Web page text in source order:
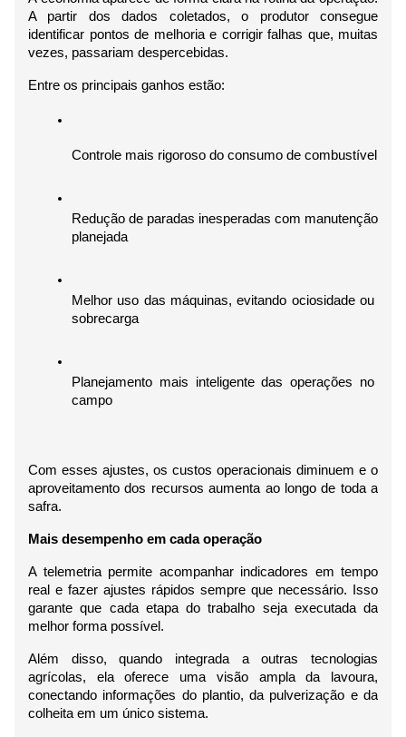
A partir dos dados coletados, o produtor consegue
identificar pontos de melhoria e corrigir falhas que, muitas
vezes, passariam despercebidas.
Entre os principais ganhos estão:
Controle mais rigoroso do consumo de combustível
Redução de paradas inesperadas com manutenção
planejada
Melhor uso das máquinas, evitando ociosidade ou
sobrecarga
Planejamento mais inteligente das operações no
campo
Com esses ajustes, os custos operacionais diminuem e o
aproveitamento dos recursos aumenta ao longo de toda a
safra.
Mais desempenho em cada operação
A telemetria permite acompanhar indicadores em tempo
real e fazer ajustes rápidos sempre que necessário. Isso
garante que cada etapa do trabalho seja executada da
melhor forma possível.
Além disso, quando integrada a outras tecnologias
agrícolas, ela oferece uma visão ampla da lavoura,
conectando informações do plantio, da pulverização e da
colheita em um único sistema.